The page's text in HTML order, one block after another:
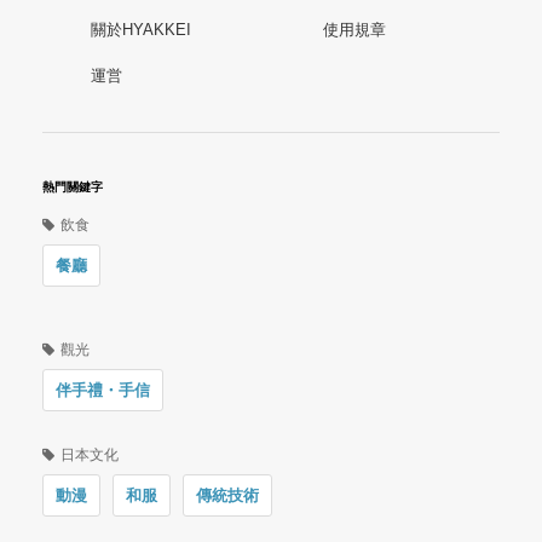
關於HYAKKEI 使用規章
運営
熱門關鍵字
飲食
餐廳
觀光
伴手禮・手信
日本文化
動漫 和服 傳統技術